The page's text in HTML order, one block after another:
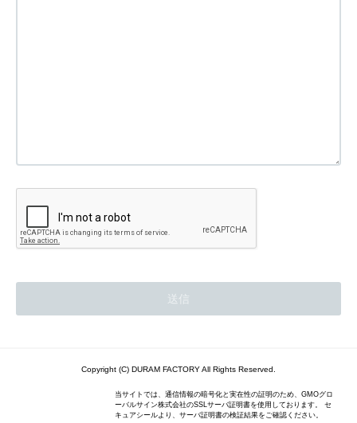
Copyright (C) DURAM FACTORY All Rights Reserved.
当サイトでは、通信情報の暗号化と実在性の証明のため、GMOグロ
ーバルサイン株式会社のSSLサーバ証明書を使用しております。 セ
キュアシールより、サーバ証明書の検証結果をご確認ください。